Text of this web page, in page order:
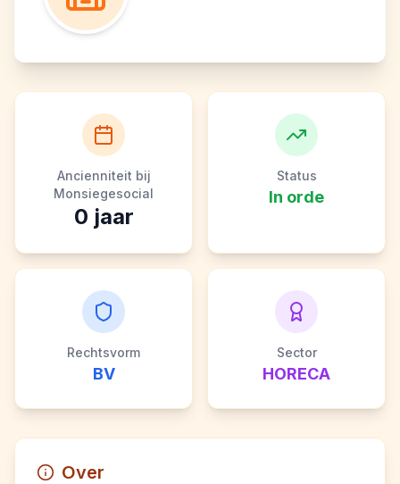
Ancienniteit bij
Monsiegesocial
0 jaar
Status
In orde
Rechtsvorm
BV
Sector
HORECA
Over